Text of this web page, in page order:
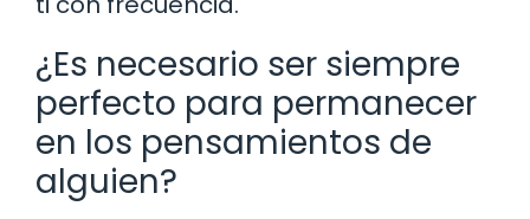
¿Es necesario ser siempre
perfecto para permanecer
en los pensamientos de
alguien?